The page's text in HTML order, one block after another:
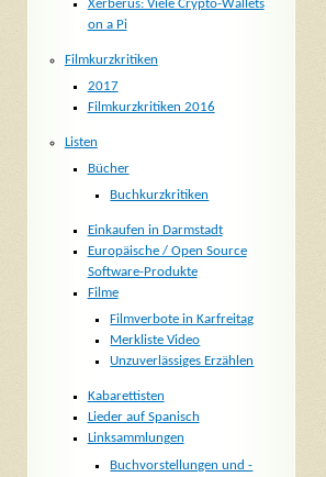
Xerberus: Viele Crypto-Wallets
on a Pi
Filmkurzkritiken
2017
Filmkurzkritiken 2016
Listen
Bücher
Buchkurzkritiken
Einkaufen in Darmstadt
Europäische / Open Source
Software-Produkte
Filme
Filmverbote in Karfreitag
Merkliste Video
Unzuverlässiges Erzählen
Kabarettisten
Lieder auf Spanisch
Linksammlungen
Buchvorstellungen und -